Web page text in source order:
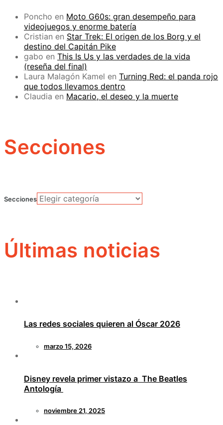
Poncho en Moto G60s: gran desempeño para
videojuegos y enorme batería
Cristian en Star Trek: El origen de los Borg y el
destino del Capitán Pike
gabo en This Is Us y las verdades de la vida
(reseña del final)
Laura Malagón Kamel en Turning Red: el panda rojo
que todos llevamos dentro
Claudia en Macario, el deseo y la muerte
Secciones
Secciones
Últimas noticias
Las redes sociales quieren al Óscar 2026
marzo 15, 2026
Disney revela primer vistazo a The Beatles
Antología
noviembre 21, 2025